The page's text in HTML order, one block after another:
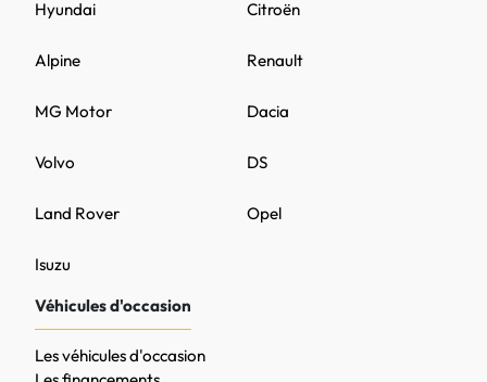
DS
MG Motor
Citroën
Opel
Volvo
Renault
Hyundai
Land Rover
Dacia
Alpine
Isuzu
Véhicules d'occasion
Les véhicules d'occasion